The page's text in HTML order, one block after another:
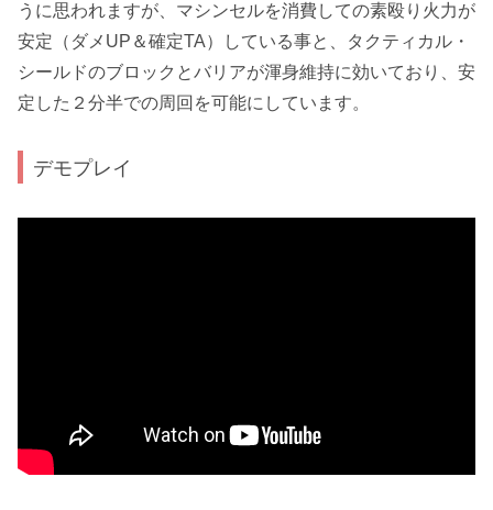
うに思われますが、マシンセルを消費しての素殴り火力が
安定（ダメUP＆確定TA）している事と、タクティカル・
シールドのブロック とバリアが渾身維持に効いており、安
定した２分半での周回を可能にしています。
デモプレイ